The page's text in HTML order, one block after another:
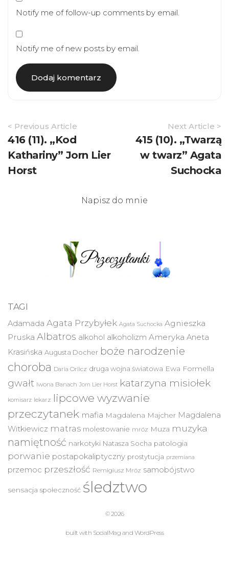
Notify me of follow-up comments by email.
Notify me of new posts by email.
Article
Navigation
< Previous Article
416 (11). „Kod
Kathariny” Jorn Lier
Horst
Next Article >
415 (10). „Twarzą
w twarz” Agata
Suchocka
Napisz do mnie
TAGI
Adamada Agata Przybyłek Agata Suchocka Agnieszka
Pruska Albatros alkohol alkoholizm Ameryka Aneta
Krasińska Augusta Docher boże narodzenie
choroba Daria Orlicz druga wojna światowa Ewa Formella
gwałt Iwona Banach Jorn Lier Horst katarzyna misiołek
komisarz lekarz lipcowe wyzwanie
przeczytanek mafia Magdalena Majcher Magdalena
Witkiewicz matras molestowanie mróz Muza muzyka
namiętność narkotyki Natasza Socha patologia
porwanie postapokaliptyczny prostytucja przemiana
przemoc przeszłość Remigiusz Mróz samobójstwo
sensacja społeczność śledztwo
© 2026
built with SocialMag and WordPress